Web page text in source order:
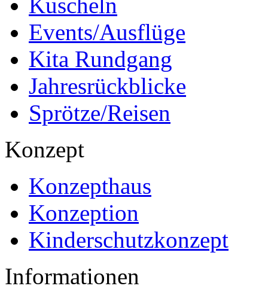
Events/Ausflüge
Kita Rundgang
Jahresrückblicke
Sprötze/Reisen
Konzept
Konzepthaus
Konzeption
Kinderschutzkonzept
Informationen